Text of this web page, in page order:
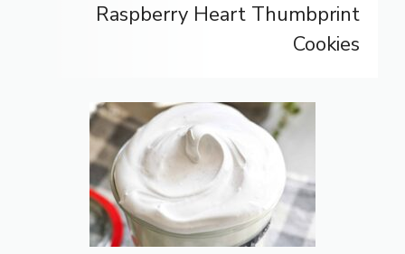
Raspberry Heart Thumbprint
Cookies